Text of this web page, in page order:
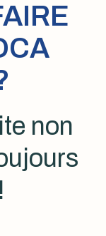
non